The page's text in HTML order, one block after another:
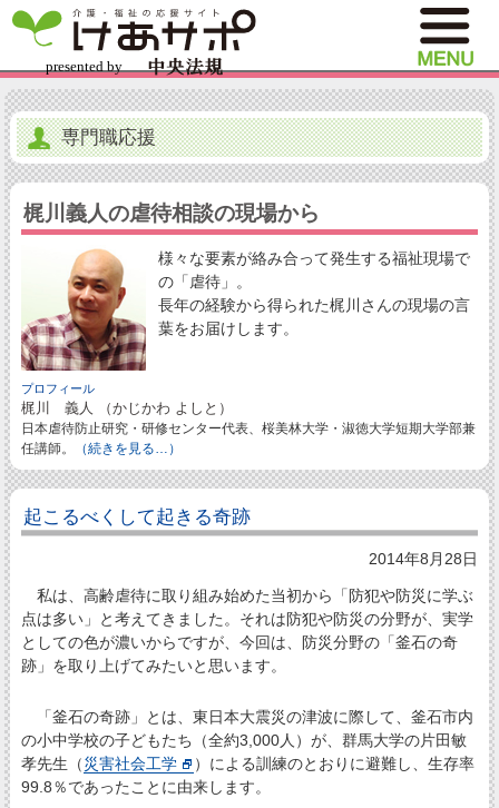
専門職応援
梶川義人の虐待相談の現場から
様々な要素が絡み合って発生する福祉現場で
の「虐待」。
長年の経験から得られた梶川さんの現場の言
葉をお届けします。
プロフィール
梶川 義人 （かじかわ よしと）
日本虐待防止研究・研修センター代表、桜美林大学・淑徳大学短期大学部兼
任講師。
（続きを見る…）
起こるべくして起きる奇跡
2014年8月28日
私は、高齢虐待に取り組み始めた当初から「防犯や防災に学ぶ
点は多い」と考えてきました。それは防犯や防災の分野が、実学
としての色が濃いからですが、今回は、防災分野の「釜石の奇
跡」を取り上げてみたいと思います。
「釜石の奇跡」とは、東日本大震災の津波に際して、釜石市内
の小中学校の子どもたち（全約3,000人）が、群馬大学の片田敏
孝先生（災害社会工学
）による訓練のとおりに避難し、生存率
99.8％であったことに由来します。